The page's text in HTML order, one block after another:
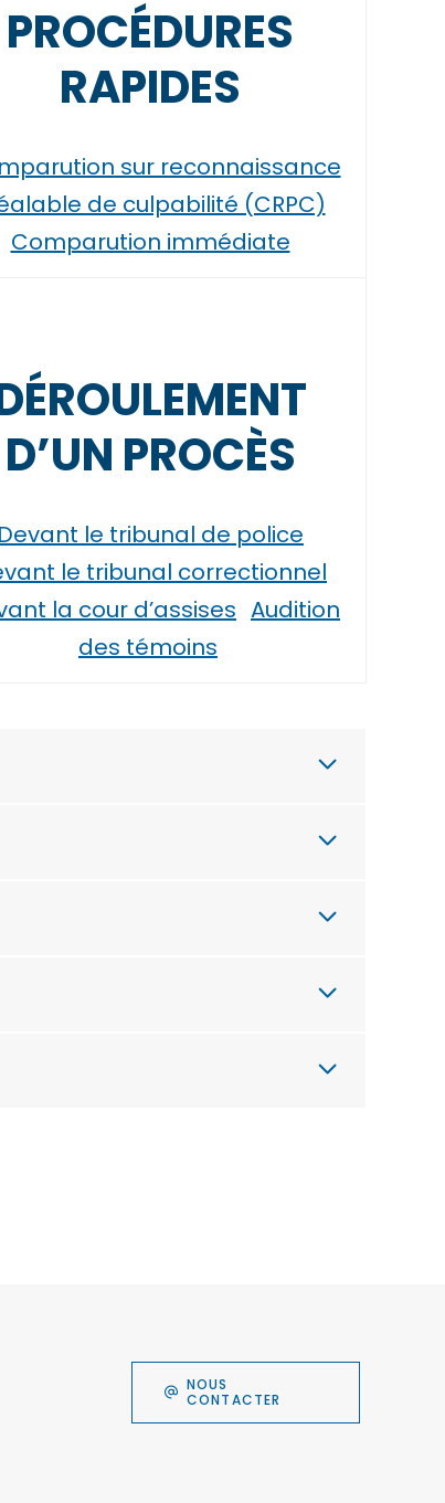
PROCÉDURES
RAPIDES
sur reconnaissance
de culpabilité (CRPC)
Comparution immédiate
D’UN PROCÈS
Devant le tribunal de police
le tribunal correctionnel
la cour d’assises Audition
des témoins
NOUS
CONTACTER